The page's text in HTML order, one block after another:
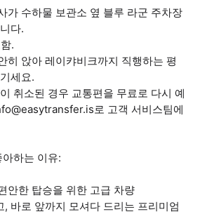
가 수하물 보관소 옆 블루 라군 주차장
다.
.
히 앉아 레이캬비크까지 직행하는 평
세요.
취소된 경우 교통편을 무료로 다시 예
로 고객 서비스팀에
하는 이유:
안한 탑승을 위한 고급 차량
바로 앞까지 모셔다 드리는 프리미엄